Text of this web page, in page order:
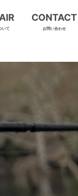
いて
CONTACT
お問い合わせ